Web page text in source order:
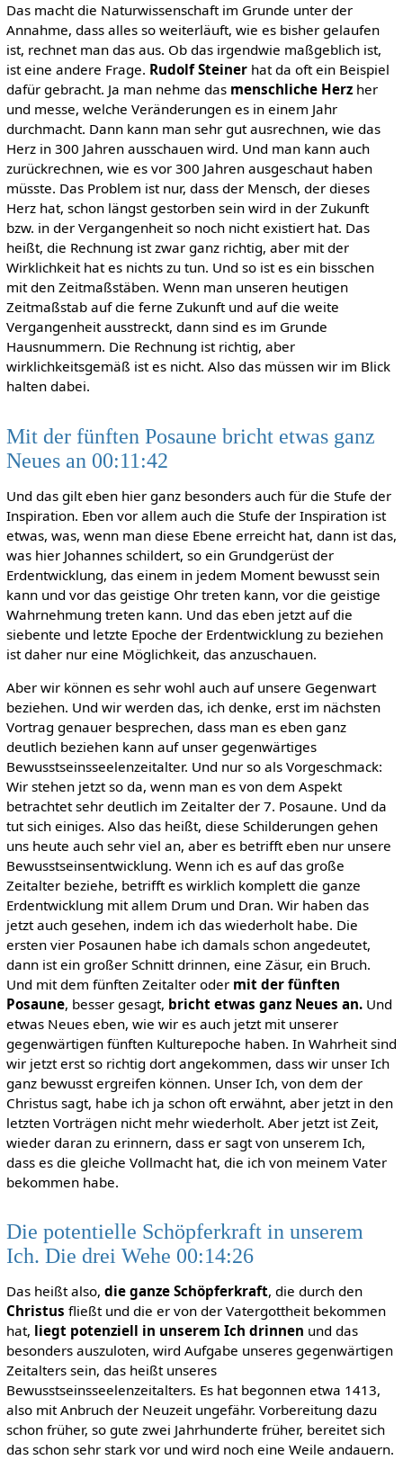
Das macht die Naturwissenschaft im Grunde unter der
Annahme, dass alles so weiterläuft, wie es bisher gelaufen
ist, rechnet man das aus. Ob das irgendwie maßgeblich ist,
ist eine andere Frage. Rudolf Steinerhat da oft ein Beispiel
dafür gebracht. Ja man nehme das menschliche Herzher
und messe, welche Veränderungen es in einem Jahr
durchmacht. Dann kann man sehr gut ausrechnen, wie das
Herz in 300 Jahren ausschauen wird. Und man kann auch
zurückrechnen, wie es vor 300 Jahren ausgeschaut haben
müsste. Das Problem ist nur, dass der Mensch, der dieses
Herz hat, schon längst gestorben sein wird in der Zukunft
bzw. in der Vergangenheit so noch nicht existiert hat. Das
heißt, die Rechnung ist zwar ganz richtig, aber mit der
Wirklichkeit hat es nichts zu tun. Und so ist es ein bisschen
mit den Zeitmaßstäben. Wenn man unseren heutigen
Zeitmaßstab auf die ferne Zukunft und auf die weite
Vergangenheit ausstreckt, dann sind es im Grunde
Hausnummern. Die Rechnung ist richtig, aber
wirklichkeitsgemäß ist es nicht. Also das müssen wir im Blick
halten dabei.
Mit der fünften Posaune bricht etwas ganz
Neues an 00:11:42
Und das gilt eben hier ganz besonders auch für die Stufe der
Inspiration. Eben vor allem auch die Stufe der Inspiration ist
etwas, was, wenn man diese Ebene erreicht hat, dann ist das,
was hier Johannes schildert, so ein Grundgerüst der
Erdentwicklung, das einem in jedem Moment bewusst sein
kann und vor das geistige Ohr treten kann, vor die geistige
Wahrnehmung treten kann. Und das eben jetzt auf die
siebente und letzte Epoche der Erdentwicklung zu beziehen
ist daher nur eine Möglichkeit, das anzuschauen.
Aber wir können es sehr wohl auch auf unsere Gegenwart
beziehen. Und wir werden das, ich denke, erst im nächsten
Vortrag genauer besprechen, dass man es eben ganz
deutlich beziehen kann auf unser gegenwärtiges
Bewusstseinsseelenzeitalter. Und nur so als Vorgeschmack:
Wir stehen jetzt so da, wenn man es von dem Aspekt
betrachtet sehr deutlich im Zeitalter der 7. Posaune. Und da
tut sich einiges. Also das heißt, diese Schilderungen gehen
uns heute auch sehr viel an, aber es betrifft eben nur unsere
Bewusstseinsentwicklung. Wenn ich es auf das große
Zeitalter beziehe, betrifft es wirklich komplett die ganze
Erdentwicklung mit allem Drum und Dran. Wir haben das
jetzt auch gesehen, indem ich das wiederholt habe. Die
ersten vier Posaunen habe ich damals schon angedeutet,
dann ist ein großer Schnitt drinnen, eine Zäsur, ein Bruch.
Und mit dem fünften Zeitalter oder mit der fünften
Posaune, besser gesagt, bricht etwas ganz Neues an.Und
etwas Neues eben, wie wir es auch jetzt mit unserer
gegenwärtigen fünften Kulturepoche haben. In Wahrheit sind
wir jetzt erst so richtig dort angekommen, dass wir unser Ich
ganz bewusst ergreifen können. Unser Ich, von dem der
Christus sagt, habe ich ja schon oft erwähnt, aber jetzt in den
letzten Vorträgen nicht mehr wiederholt. Aber jetzt ist Zeit,
wieder daran zu erinnern, dass er sagt von unserem Ich,
dass es die gleiche Vollmacht hat, die ich von meinem Vater
bekommen habe.
Die potentielle Schöpferkraft in unserem
Ich. Die drei Wehe 00:14:26
Das heißt also, die ganze Schöpferkraft, die durch den
Christus fließt und die er von der Vatergottheit bekommen
hat, liegt potenziell in unserem Ich drinnen und das
besonders auszuloten, wird Aufgabe unseres gegenwärtigen
Zeitalters sein, das heißt unseres
Bewusstseinsseelenzeitalters. Es hat begonnen etwa 1413,
also mit Anbruch der Neuzeit ungefähr. Vorbereitung dazu
schon früher, so gute zwei Jahrhunderte früher, bereitet sich
das schon sehr stark vor und wird noch eine Weile andauern.